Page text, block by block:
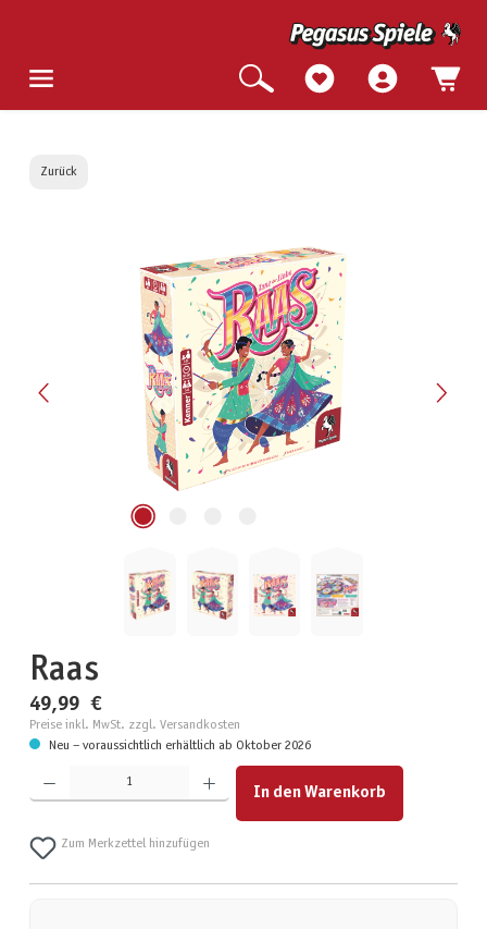
Zurück
Raas
49,99 €
Preise inkl. MwSt. zzgl. Versandkosten
Neu – voraussichtlich erhältlich ab Oktober 2026
Produkt Anzahl: Gib den gewünschten Wert ein oder benutze die Schaltflächen um die Anzahl zu
In den Warenkorb
Zum Merkzettel hinzufügen